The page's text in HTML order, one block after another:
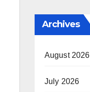
Archives
August 2026
July 2026